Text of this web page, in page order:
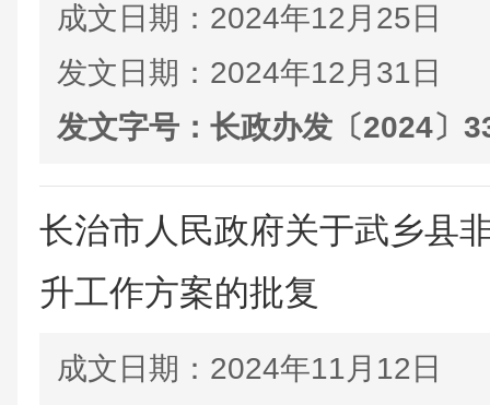
成文日期： 2024年12月25日
发文日期： 2024年12月31日
发文字号： 长政办发〔2024〕
长治市人民政府关于武乡县
升工作方案的批复
成文日期： 2024年11月12日